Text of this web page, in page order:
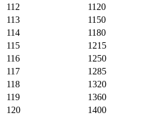
112
1120
113
1150
114
1180
115
1215
116
1250
117
1285
118
1320
119
1360
120
1400